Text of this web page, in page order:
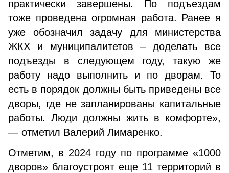
практически завершены. По подъездам
тоже проведена огромная работа. Ранее я
уже обозначил задачу для министерства
ЖКХ и муниципалитетов – доделать все
подъезды в следующем году, такую же
работу надо выполнить и по дворам. То
есть в порядок должны быть приведены все
дворы, где не запланированы капитальные
работы. Люди должны жить в комфорте»,
— отметил Валерий Лимаренко.
Отметим, в 2024 году по программе «1000
дворов» благоустроят еще 11 территорий в